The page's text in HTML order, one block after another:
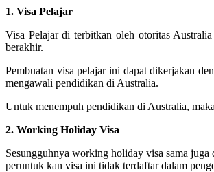
1. Visa Pelajar
Visa Pelajar di terbitkan oleh otoritas
berakhir.
Pembuatan visa pelajar ini dapat dikerjakan
mengawali pendidikan di Australia.
Untuk menempuh pendidikan di Australia,
2. Working Holiday Visa
Sesungguhnya working holiday visa sama
peruntuk kan visa ini tidak terdaftar dalam